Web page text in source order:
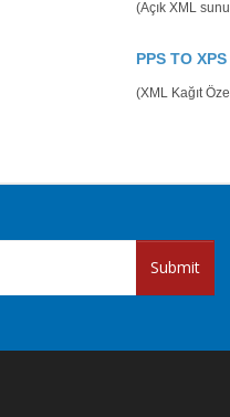
(Açık XML
PPS TO XPS
(XML Kağıt
Submit